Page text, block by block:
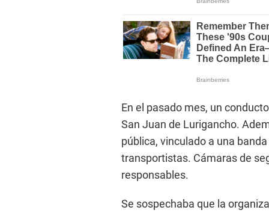
En el pasado mes, un
San Juan de Lurigancho.
pública, vinculado a una
transportistas. Cámaras de
responsables.
Se sospechaba que la